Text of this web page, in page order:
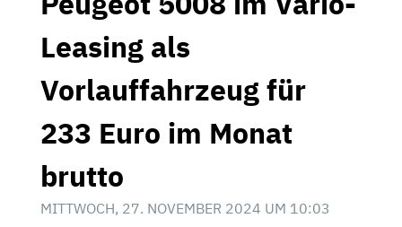
Leasing als
Vorlauffahrzeug für
233 Euro im Monat
brutto
MITTWOCH, 27. NOVEMBER 2024 UM 10:03